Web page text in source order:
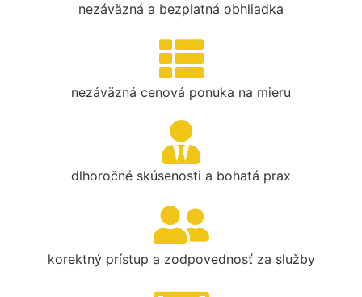
nezáväzná a bezplatná obhliadka
nezáväzná cenová ponuka na mieru
dlhoročné skúsenosti a bohatá prax
korektný prístup a zodpovednosť za služby